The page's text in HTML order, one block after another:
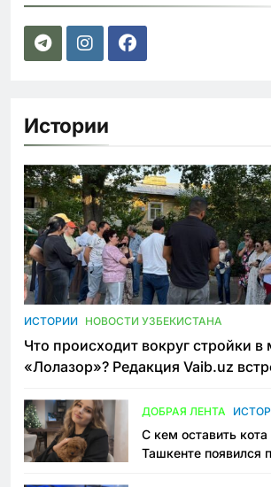
Истории
ИСТОРИИ НОВОСТИ УЗБЕКИСТАНА
Что происходит вокруг стройки в
«Лолазор»? Редакция Vaib.uz
ДОБРАЯ ЛЕНТА
С кем оставить
Ташкенте появился